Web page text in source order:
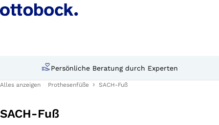
Persönliche Beratung durch Experten
Alles anzeigen Prothesenfüße SACH-Fuß
SACH-Fuß